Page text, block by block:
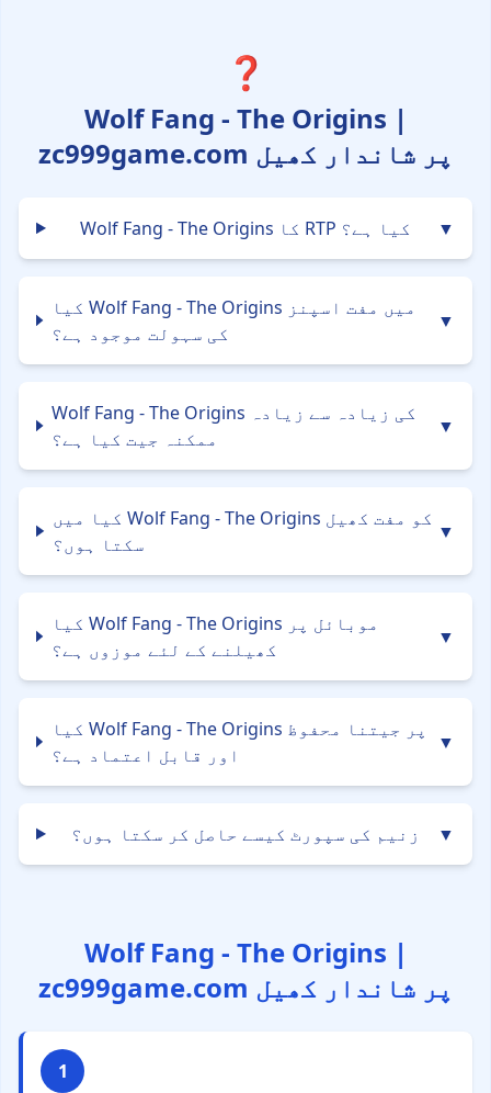
❓
Wolf Fang - The Origins |
zc999game.com پر شاندار کھیل
Wolf Fang - The Origins کا RTP کیا ہے؟ ▼
کیا Wolf Fang - The Origins میں مفت اسپنز
کی سہولت موجود ہے؟
▼
Wolf Fang - The Origins کی زیادہ سے زیادہ
ممکنہ جیت کیا ہے؟
▼
کیا میں Wolf Fang - The Origins کو مفت کھیل
سکتا ہوں؟
▼
کیا Wolf Fang - The Origins موبائل پر
کھیلنے کے لئے موزوں ہے؟
▼
کیا Wolf Fang - The Origins پر جیتنا محفوظ
اور قابل اعتماد ہے؟
▼
زنیم کی سپورٹ کیسے حاصل کر سکتا ہوں؟ ▼
Wolf Fang - The Origins |
zc999game.com پر شاندار کھیل
1